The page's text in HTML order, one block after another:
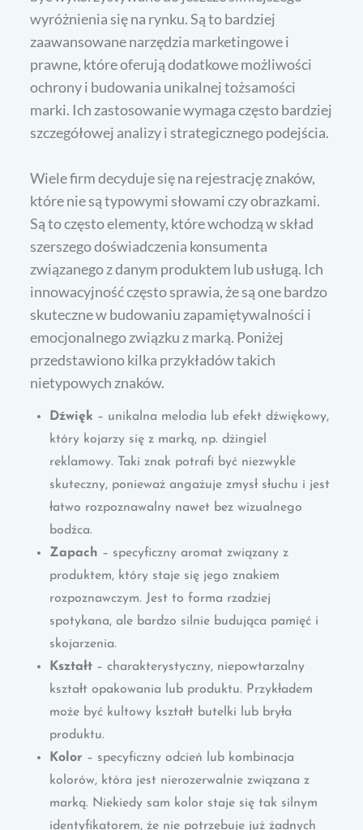
wyróżnienia się na rynku. Są to bardziej
zaawansowane narzędzia marketingowe i
prawne, które oferują dodatkowe możliwości
ochrony i budowania unikalnej tożsamości
marki. Ich zastosowanie wymaga często bardziej
szczegółowej analizy i strategicznego podejścia.
Wiele firm decyduje się na rejestrację znaków,
które nie są typowymi słowami czy obrazkami.
Są to często elementy, które wchodzą w skład
szerszego doświadczenia konsumenta
związanego z danym produktem lub usługą. Ich
innowacyjność często sprawia, że są one bardzo
skuteczne w budowaniu zapamiętywalności i
emocjonalnego związku z marką. Poniżej
przedstawiono kilka przykładów takich
nietypowych znaków.
Dźwięk – unikalna melodia lub efekt dźwiękowy,
który kojarzy się z marką, np. dżingiel
reklamowy. Taki znak potrafi być niezwykle
skuteczny, ponieważ angażuje zmysł słuchu i jest
łatwo rozpoznawalny nawet bez wizualnego
bodźca.
Zapach – specyficzny aromat związany z
produktem, który staje się jego znakiem
rozpoznawczym. Jest to forma rzadziej
spotykana, ale bardzo silnie budująca pamięć i
skojarzenia.
Kształt – charakterystyczny, niepowtarzalny
kształt opakowania lub produktu. Przykładem
może być kultowy kształt butelki lub bryła
produktu.
Kolor – specyficzny odcień lub kombinacja
kolorów, która jest nierozerwalnie związana z
marką. Niekiedy sam kolor staje się tak silnym
identyfikatorem, że nie potrzebuje już żadnych